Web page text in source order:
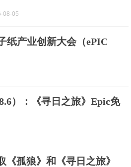
08-05
纸产业创新大会（ePIC
）：《寻日之旅》Epic免
孤狼》和《寻日之旅》